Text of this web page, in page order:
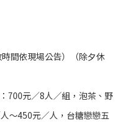
間依現場公告）（除夕休
700元／8人／組，泡茶、野
～450元／人，台糖戀戀五